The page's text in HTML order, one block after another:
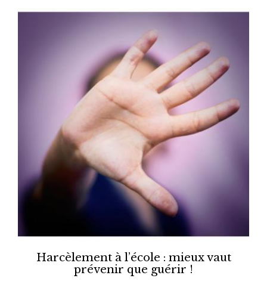
Harcèlement à l’école : mieux vaut
prévenir que guérir !